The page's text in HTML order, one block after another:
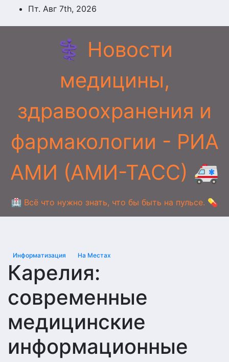
ПерейтиПт. Авг 7th, 2026
⚕️ Новости
медицины,
здравоохранения и
фармакологии - РИА
АМИ (АМИ-ТАСС) 🚑
🏥 Всё что нужно знать, что бы быть на пульсе. 💊
Информатизация На Местах
Карелия:
современные
медицинские
информационные